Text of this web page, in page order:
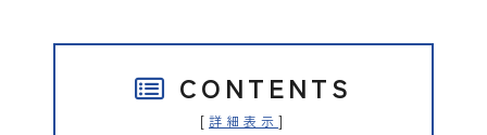
CONTENTS
[ 詳細表示 ]